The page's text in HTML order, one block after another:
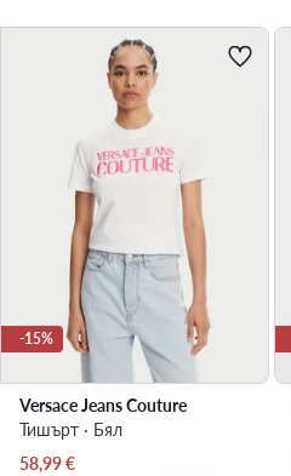
-15%
Versace Jeans Couture
Тишърт · Бял
Актуална цена
58,99€